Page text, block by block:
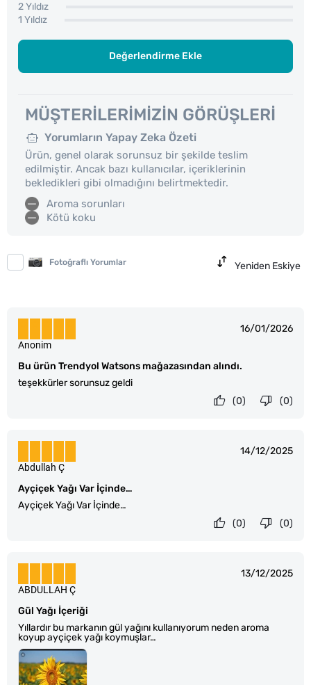
2 Yıldız
1 Yıldız
Değerlendirme Ekle
MÜŞTERILERIMIZIN GÖRÜŞLERI
Yorumların Yapay Zeka Özeti
Ürün, genel olarak sorunsuz bir şekilde teslim
edilmiştir. Ancak bazı kullanıcılar, içeriklerinin
bekledikleri gibi olmadığını belirtmektedir.
Aroma sorunları
Kötü koku
Fotoğraflı Yorumlar Yeniden Eskiye
16/01/2026
Bu ürün Trendyol Watsons mağazasından alındı.
teşekkürler sorunsuz geldi
Anonim
(0)
(0)
14/12/2025
Ayçiçek Yağı Var İçinde…
Ayçiçek Yağı Var İçinde…
Abdullah Ç
(0)
(0)
13/12/2025
Gül Yağı İçeriği
Yıllardır bu markanın gül yağını kullanıyorum neden aroma
koyup ayçiçek yağı koymuşlar…
ABDULLAH Ç